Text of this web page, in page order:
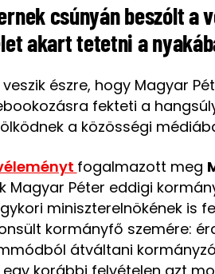
csúnyán beszólt a
akart tetetni a
észre, hogy Magyar
fekteti a
a közösségi
fogalmazott meg
Magyar Péter eddigi
miniszterelnökének is
kormányfő szemére:
átváltani